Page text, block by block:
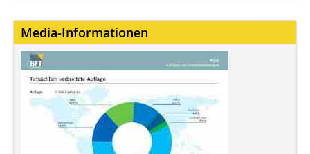
Media-Informationen